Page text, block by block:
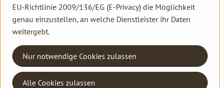
Herkunft
Hersteller: CHI
EU-Richtlinie 2009/136/EG (E-Privacy) die Möglichkeit
genau einzustellen, an welche Dienstleister ihr Daten
weitergebt.
Nur notwendige Cookies zulassen
Alle Cookies zulassen